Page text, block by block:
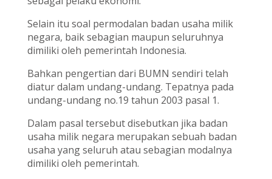
Selain itu soal permodalan badan usaha milik
negara, baik sebagian maupun seluruhnya
dimiliki oleh pemerintah Indonesia.
Bahkan pengertian dari BUMN sendiri telah
diatur dalam undang-undang. Tepatnya pada
undang-undang no.19 tahun 2003 pasal 1.
Dalam pasal tersebut disebutkan jika badan
usaha milik negara merupakan sebuah badan
usaha yang seluruh atau sebagian modalnya
dimiliki oleh pemerintah.